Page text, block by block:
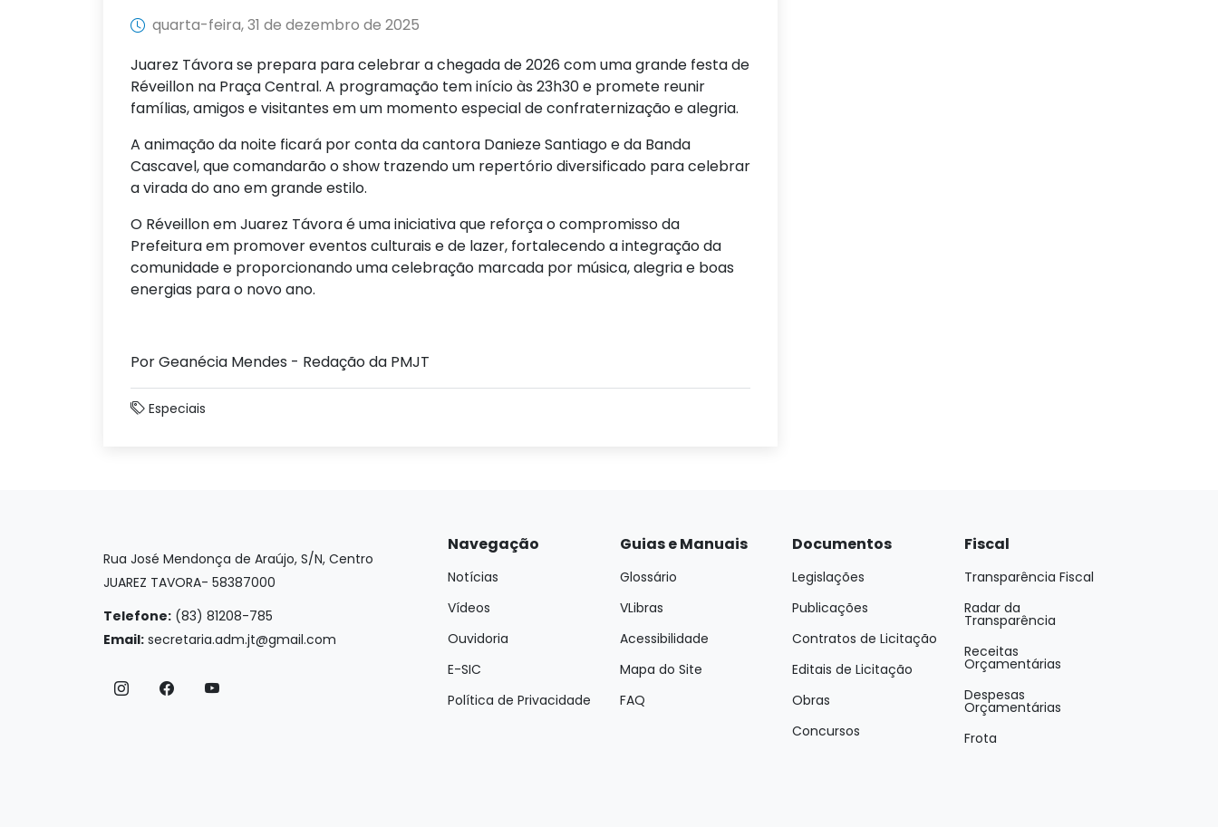
quarta-feira, 31 de dezembro de 2025
Juarez Távora se prepara para celebrar a chegada de 2026 com uma grande festa de
Réveillon na Praça Central. A programação tem início às 23h30 e promete reunir
famílias, amigos e visitantes em um momento especial de confraternização e alegria.
A animação da noite ficará por conta da cantora Danieze Santiago e da Banda
Cascavel, que comandarão o show trazendo um repertório diversificado para celebrar
a virada do ano em grande estilo.
O Réveillon em Juarez Távora é uma iniciativa que reforça o compromisso da
Prefeitura em promover eventos culturais e de lazer, fortalecendo a integração da
comunidade e proporcionando uma celebração marcada por música, alegria e boas
energias para o novo ano.
Por Geanécia Mendes - Redação da PMJT
Especiais
Rua José Mendonça de Araújo, S/N, Centro
JUAREZ TAVORA- 58387000
Telefone: (83) 81208-785
Email: secretaria.adm.jt@gmail.com
Navegação
Notícias
Vídeos
Ouvidoria
E-SIC
Política de Privacidade
Guias e Manuais
Glossário
VLibras
Acessibilidade
Mapa do Site
FAQ
Documentos
Legislações
Publicações
Contratos de Licitação
Editais de Licitação
Obras
Concursos
Fiscal
Transparência Fiscal
Radar da
Transparência
Receitas
Orçamentárias
Despesas
Orçamentárias
Frota